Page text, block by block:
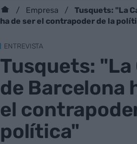
Empresa
Tusquets: "La
ha de ser el contrapoder de la
ENTREVISTA
Tusquets: "La
de Barcelona
el
política"